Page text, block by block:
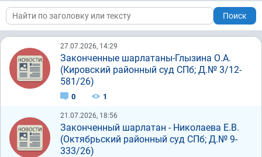
Поиск
27.07.2026, 14:29
Законченные шарлатаны-Глызина О.А.
(Кировский районный суд СПб; Д.№ 3/12-
581/26)
0 1
21.07.2026, 18:56
Законченный шарлатан - Николаева Е.В.
(Октябрьский районный суд СПб; Д.№ 9-
333/26)